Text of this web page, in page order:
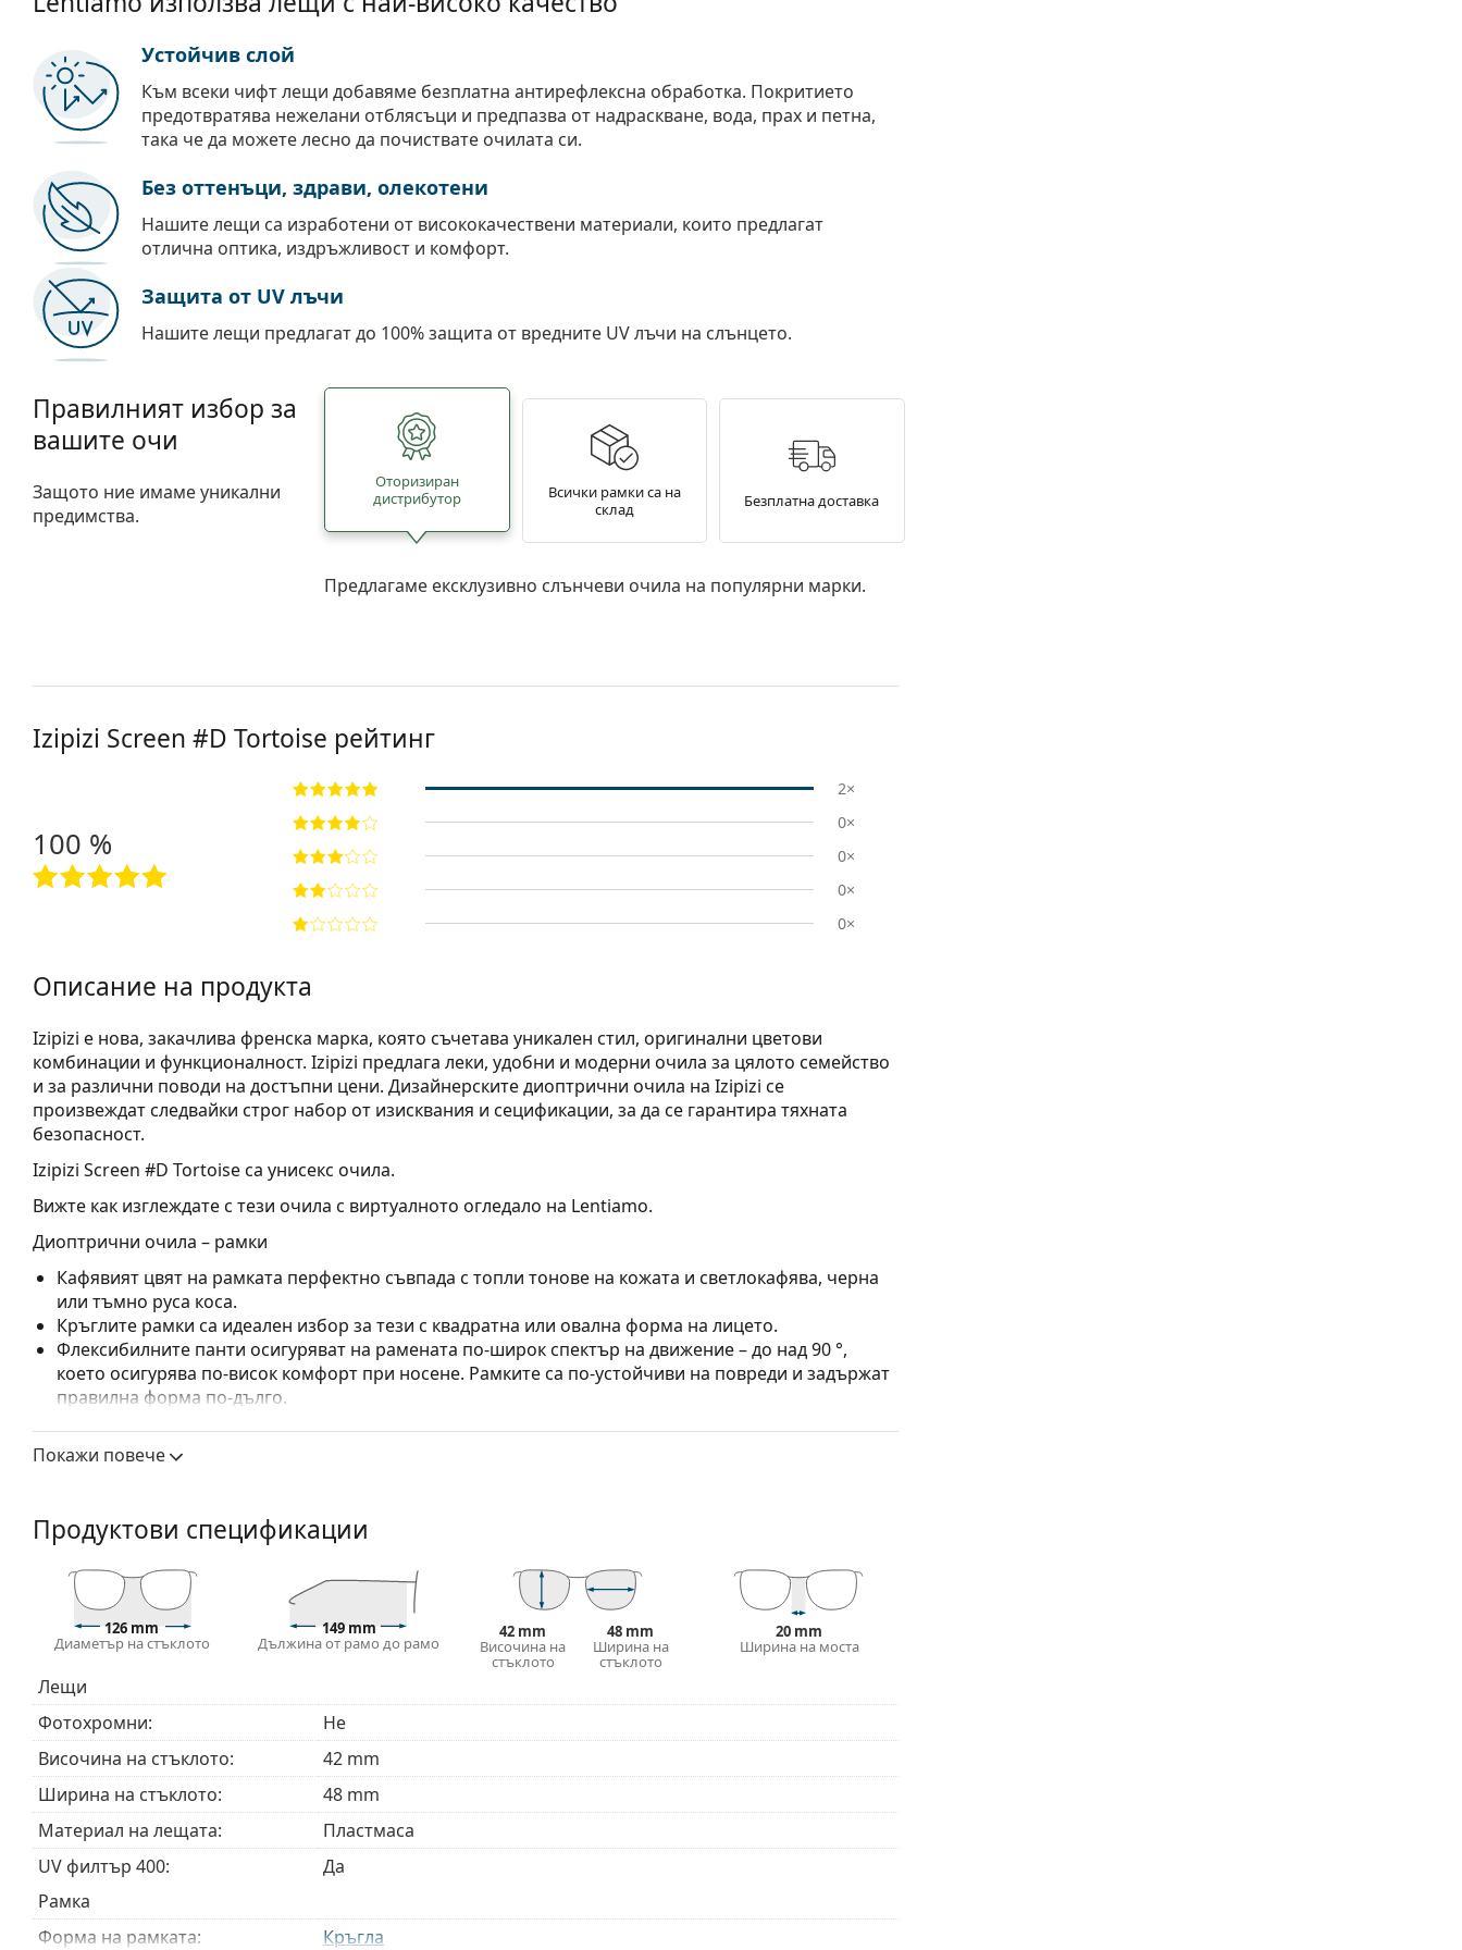
Устойчив слой
Към всеки чифт лещи добавяме безплатна антирефлексна обработка. Покритието
предотвратява нежелани отблясъци и предпазва от надраскване, вода, прах и петна,
така че да можете лесно да почиствате очилата си.
Без оттенъци, здрави, олекотени
Нашите лещи са изработени от висококачествени материали, които предлагат
отлична оптика, издръжливост и комфорт.
Защита от UV лъчи
Нашите лещи предлагат до 100% защита от вредните UV лъчи на слънцето.
Правилният избор за
вашите очи
Защото ние имаме уникални
предимства.
Oторизиран
дистрибутор
Всички рамки са на
склад
Безплатна доставка
Предлагаме ексклузивно слънчеви очила на популярни марки.
Izipizi Screen #D Tortoise рейтинг
100 %
2×
0×
0×
0×
0×
Описание на продукта
Izipizi е нова, закачлива френска марка, която съчетава уникален стил, оригинални цветови
комбинации и функционалност. Izipizi предлага леки, удобни и модерни очила за цялото семейство
и за различни поводи на достъпни цени. Дизайнерските диоптрични очила на Izipizi се
произвеждат следвайки строг набор от изисквания и сецификации, за да се гарантира тяхната
безопасност.
Izipizi Screen #D Tortoiseса унисекс очила.
Вижте как изглеждате с тези очила с виртуалното огледало на Lentiamo.
Диоптрични очила – рамки
Кафявият цвят на рамката перфектно съвпада с топли тонове на кожата и светлокафява, черна
или тъмно руса коса.
Кръглите рамки са идеален избор за тези с квадратна или овална форма на лицето.
Флексибилните панти осигуряват на рамената по-широк спектър на движение – до над 90 °,
което осигурява по-висок комфорт при носене. Рамките са по-устойчиви на повреди и задържат
правилна форма по-дълго.
Разгледайте пълната ни гамаочила, за да намерите повече модели или разгледайте нашето
ръководство за очила
Покажи повече
Продуктови спецификации
126 mm
Диаметър на стъклото
149 mm
Дължина от рамо до рамо
42 mm
Височина на
стъклото
48 mm
Ширина на
стъклото
20 mm
Ширина на моста
Лещи
Фотохромни:
Не
Височина на стъклото:
42 mm
Ширина на стъклото:
48 mm
Материал на лещата:
Пластмаса
UV филтър 400:
Да
Рамка
Форма на рамката:
Кръгла